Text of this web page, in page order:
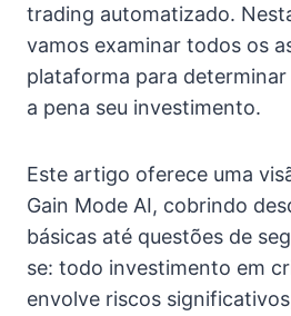
trading automatizado.
vamos examinar todos os
plataforma para
a pena seu investimento.
Este artigo oferece uma
Gain Mode AI, cobrindo
básicas até questões de
se: todo investimento em
envolve riscos